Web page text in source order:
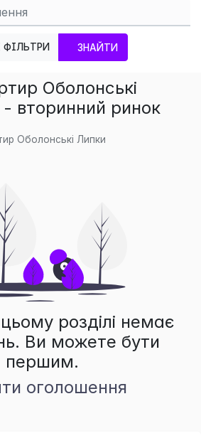
ФІЛЬТРИ ЗНАЙТИ
Оболонські
вторинний ринок
Оболонські Липки
розділі немає
Ви можете бути
першим.
оголошення